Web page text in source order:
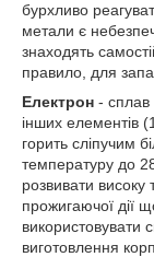
бурхливо
метали є
знаходять
правило, для
Електрон - сплав
інших елементів
горить сліпучим
температуру до
розвивати високу
прожигаючої дії
використовувати
виготовлення